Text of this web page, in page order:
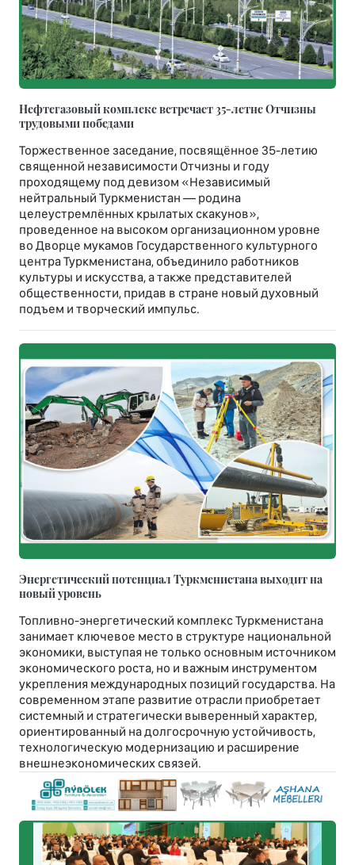
Нефтегазовый комплекс встречает 35-летне Отчизны
трудовыми победами
Торжественное заседание, посвящённое 35-летию
священной независимости Отчизны и году
проходящему под девизом «Независимый
нейтральный Туркменистан — родина
целеустремлённых крылатых скакунов»,
проведенное на высоком организационном уровне
во Дворце мукамов Государственного культурного
центра Туркменистана, объединило работников
культуры и искусства, а также представителей
общественности, придав в стране новый духовный
подъем и творческий импульс.
Энергетический потенциал Туркменистана выходит на
новый уровень
Топливно-энергетический комплекс Туркменистана
занимает ключевое место в структуре национальной
экономики, выступая не только основным источником
экономического роста, но и важным инструментом
укрепления международных позиций государства. На
современном этапе развитие отрасли приобретает
системный и стратегически выверенный характер,
ориентированный на долгосрочную устойчивость,
технологическую модернизацию и расширение
внешнеэкономических связей.